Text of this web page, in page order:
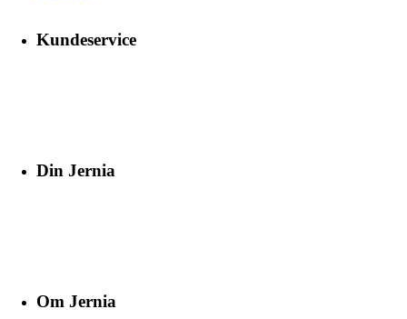
Kundeservice
Din Jernia
Om Jernia